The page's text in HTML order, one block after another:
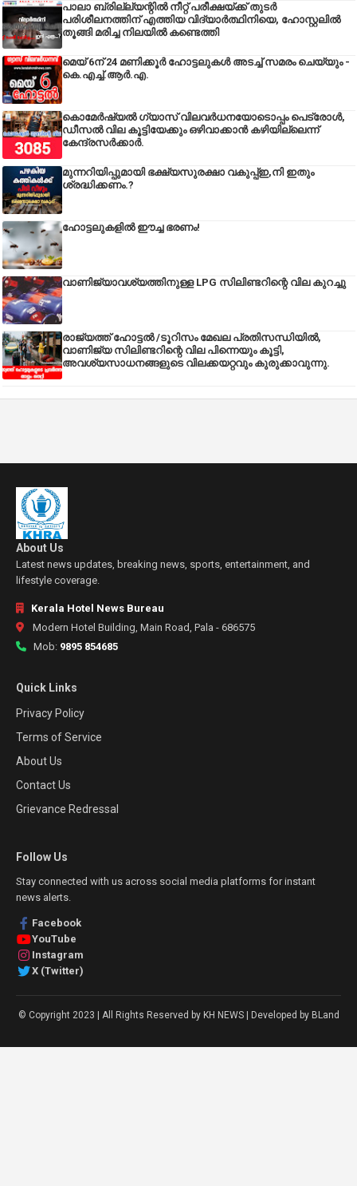
പാലാ ബ്രില്ല്യന്റിൽ നീറ്റ് പരീക്ഷയ്ക്ക് തുടർ
പരിശീലനത്തിന് എത്തിയ വിദ്യാർത്ഥിനിയെ, ഹോസ്റ്റലിൽ
തൂങ്ങി മരിച്ച നിലയിൽ കണ്ടെത്തി
മെയ് 6ന് 24 മണിക്കൂർ ഹോട്ടലുകൾ അടച്ച് സമരം ചെയ്യും -
കെ.എച്ച്.ആർ.എ.
കൊമേർഷ്യൽ ഗ്യാസ് വിലവർധനയോടൊപ്പം പെട്രോൾ,
ഡീസല്‍ വില കൂട്ടിയേക്കും ഒഴിവാക്കാന്‍ കഴിയില്ലെന്ന്
കേന്ദ്രസര്‍ക്കാര്‍.
മുന്നറിയിപ്പുമായി ഭക്ഷ്യസുരക്ഷാ വകുപ്പ്ഇ,നി ഇതും
ശ്രദ്ധിക്കണം.?
ഹോട്ടലുകളിൽ ഈച്ച ഭരണം!
വാണിജ്യാവശ്യത്തിനുള്ള LPG സിലിണ്ടറിന്റെ വില കുറച്ചു
രാജ്യത്ത് ഹോട്ടൽ /ടൂറിസം മേഖല പ്രതിസന്ധിയിൽ,
വാണിജ്യ സിലിണ്ടറിന്റെ വില പിന്നെയും കൂട്ടി,
അവശ്യസാധനങ്ങളുടെ വിലക്കയറ്റവും കുരുക്കാവുന്നു.
About Us
Latest news updates, breaking news, sports, entertainment, and
lifestyle coverage.
Kerala Hotel News Bureau
Modern Hotel Building, Main Road, Pala - 686575
Mob: 9895 854685
Quick Links
Privacy Policy
Terms of Service
About Us
Contact Us
Grievance Redressal
Follow Us
Stay connected with us across social media platforms for instant
news alerts.
Facebook
YouTube
Instagram
X (Twitter)
© Copyright 2023 | All Rights Reserved by KH NEWS | Developed by BLand